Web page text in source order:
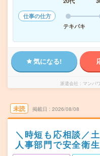
仕事の仕方
テキパキ
気になる!
派遣会社 マンパ
未読 掲載日 2026/08/08
＼時短も応相談／
人事部門で安全衛